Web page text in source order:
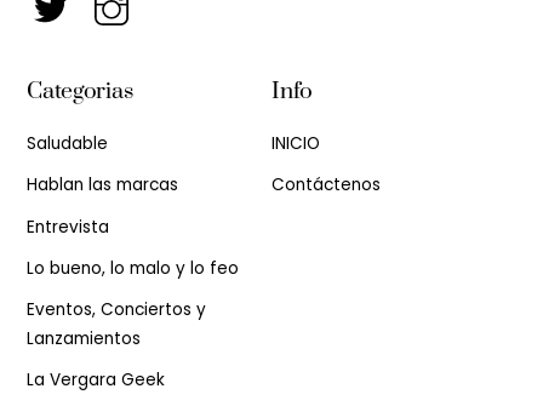
Categorias
Saludable
Hablan las marcas
Entrevista
Lo bueno, lo malo y lo feo
Eventos, Conciertos y
Lanzamientos
La Vergara Geek
Info
INICIO
Contáctenos